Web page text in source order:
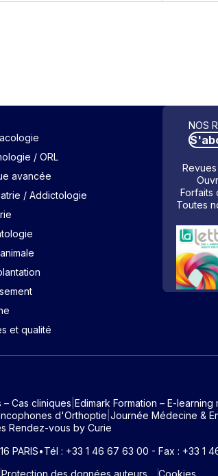
/ ORL
avancée
/ Addictologie
et qualité
NOS
Forfaits
Toutes
– Cas cliniques Edimark Formation – E-learning
d'Orthoptie Journée Médecine &
Rendez-vous by Curie
PARIS•Tél : +33 1 46 67 63 00 - Fax : +33 1
Protection des données auteurs Cookies